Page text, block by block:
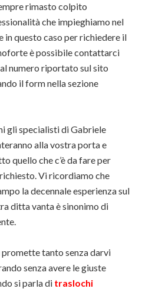
rimasto colpito
che impieghiamo nel
in questo caso per richiedere il
è possibile contattarci
numero riportato sul sito
il form nella sezione
gli specialisti di Gabriele
alla vostra porta e
quello che c’è da fare per
Vi ricordiamo che
la decennale esperienza sul
ditta vanta è sinonimo di
tanto senza darvi
senza avere le giuste
si parla di traslochi